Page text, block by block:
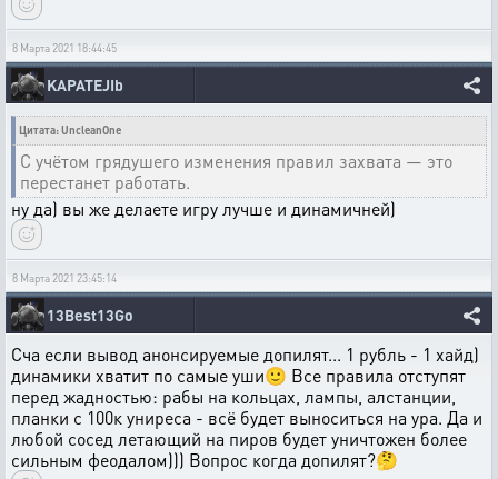
8 Марта 2021 18:44:45
KAPATEJIb
Цитата: UncleanOne
С учётом грядушего изменения правил захвата — это
перестанет работать.
ну да) вы же делаете игру лучше и динамичней)
8 Марта 2021 23:45:14
13Best13Go
Сча если вывод анонсируемые допилят... 1 рубль - 1 хайд)
динамики хватит по самые уши🙂 Все правила отступят
перед жадностью: рабы на кольцах, лампы, алстанции,
планки с 100к униреса - всё будет выноситься на ура. Да и
любой сосед летающий на пиров будет уничтожен более
сильным феодалом))) Вопрос когда допилят?🤔